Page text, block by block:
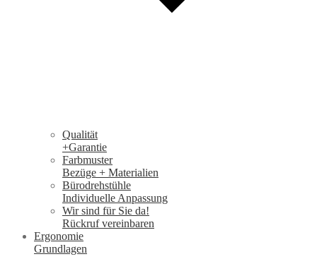
Qualität
+Garantie
Farbmuster
Bezüge + Materialien
Bürodrehstühle
Individuelle Anpassung
Wir sind für Sie da!
Rückruf vereinbaren
Ergonomie
Grundlagen